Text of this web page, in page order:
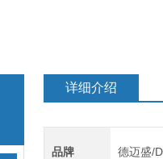
详细介绍
品牌 德迈盛/